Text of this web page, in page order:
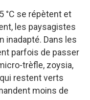
°C se répètent et
les paysagistes
inadapté. Dans les
parfois de passer
trèfle, zoysia,
restent verts
moins de